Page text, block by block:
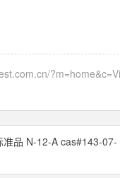
品 N-12-A cas#143-07-